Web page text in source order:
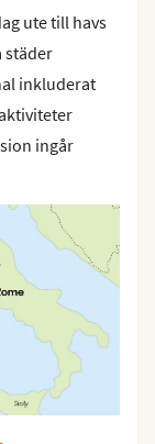
ute till havs
städer
inkluderat
ingår